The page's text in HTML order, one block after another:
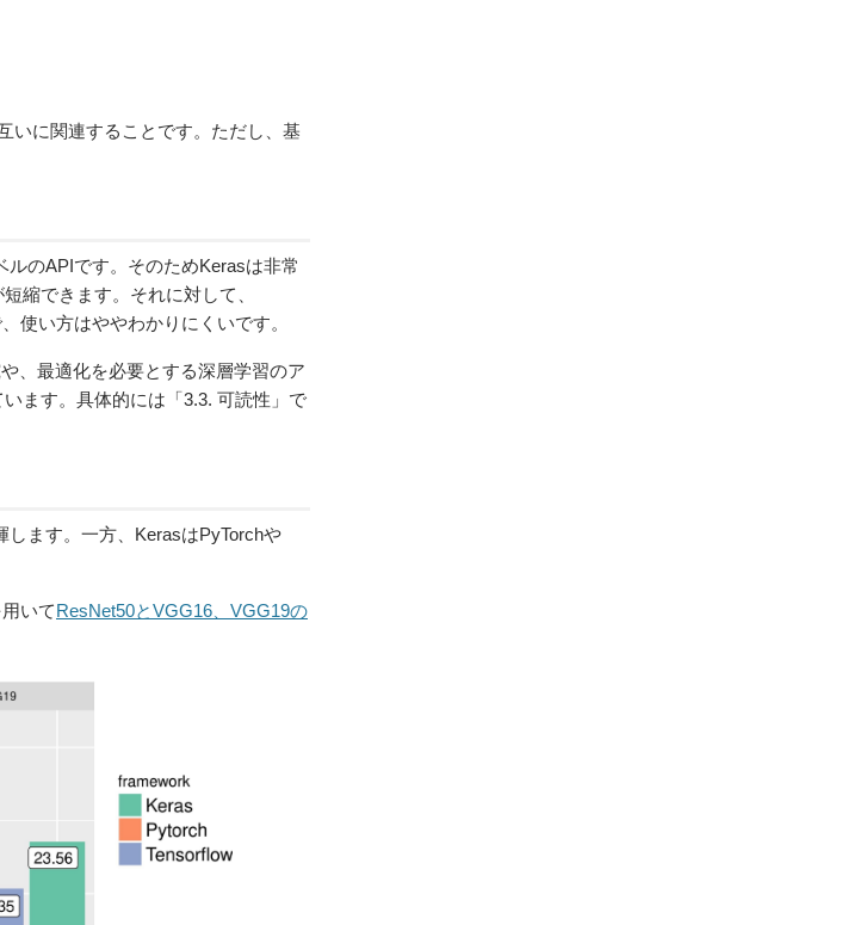
いに関連することです。ただし、基
ルのAPIです。そのためKerasは非常
縮できます。それに対して、
使い方はややわかりにくいです。
、最適化を必要とする深層学習のア
ます。具体的には「3.3. 可読性」で
ます。一方、KerasはPyTorchや
いてResNet50とVGG16、VGG19の